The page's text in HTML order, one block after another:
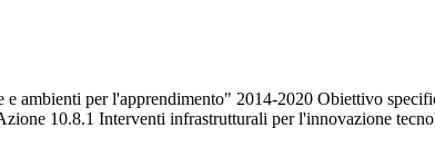
e ambienti per l'apprendimento" 2014-2020 Obiettivo
10.8.1 Interventi infrastrutturali per l'innovazione